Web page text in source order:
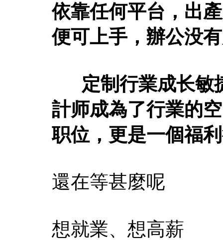
依靠任何平台，出
便可上手，辦公没
定制行業成长敏
計师成為了行業的
职位，更是一個福
還在等甚麼呢
想就業、想高薪